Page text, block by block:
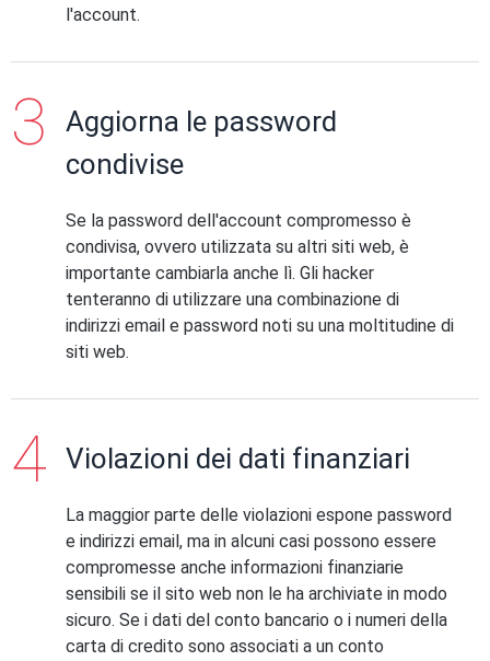
l'account.
Aggiorna le password
condivise
Se la password dell'account compromesso è
condivisa, ovvero utilizzata su altri siti web, è
importante cambiarla anche lì. Gli hacker
tenteranno di utilizzare una combinazione di
indirizzi email e password noti su una moltitudine di
siti web.
Violazioni dei dati finanziari
La maggior parte delle violazioni espone password
e indirizzi email, ma in alcuni casi possono essere
compromesse anche informazioni finanziarie
sensibili se il sito web non le ha archiviate in modo
sicuro. Se i dati del conto bancario o i numeri della
carta di credito sono associati a un conto